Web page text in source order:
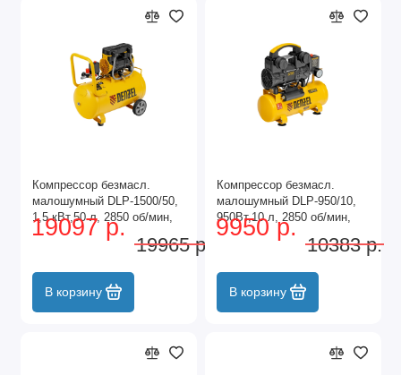
Компрессор безмасл.
малошумный DLP-1500/50,
1,5 кВт,50 л, 2850 об/мин,
250 л/мин Denzel
19097 р.
19965 р.
В корзину
Компрессор безмасл.
малошумный DLP-950/10,
950Вт,10 л, 2850 об/мин,
170 л/мин Denzel
9950 р.
10383 р.
В корзину